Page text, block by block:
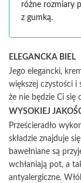
różne rozmiary
z gumką.
ELEGANCKA BIEL
Jego elegancki,
większej czystości i
że nie będzie Ci się
WYSOKIEJ
Prześcieradło
składzie znajduje
bawełniane są
wchłaniają pot, a
antyalergiczne.